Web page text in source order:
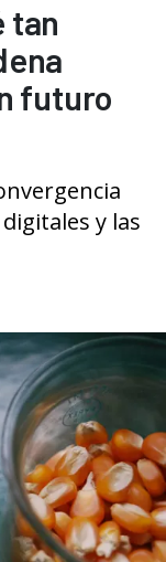
tan
futuro
y las